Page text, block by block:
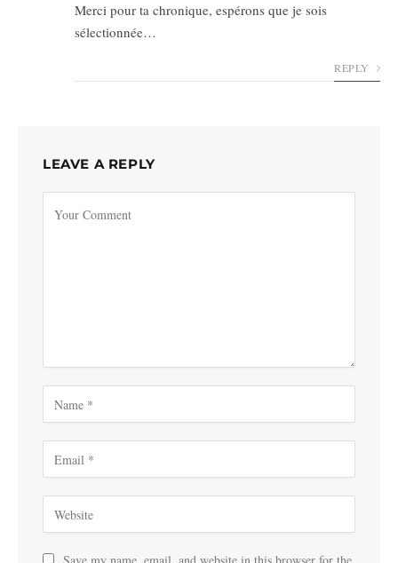
Merci pour ta chronique, espérons que je sois
sélectionnée…
REPLY
LEAVE A REPLY